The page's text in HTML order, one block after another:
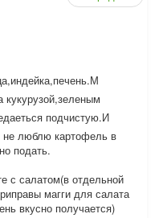
ндейка,печень.М
ым
подчистую.И
не люблю картофель в
подать.
с салатом(в отдельной
магги для салата
нь вкусно получается)